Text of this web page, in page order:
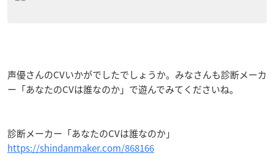
声優さんのCVいかがでしたでしょうか。みなさんも診断メーカ
ー「あなたのCVは誰なのか」で遊んでみてくださいね。
診断メーカー「あなたのCVは誰なのか」
https://shindanmaker.com/868166